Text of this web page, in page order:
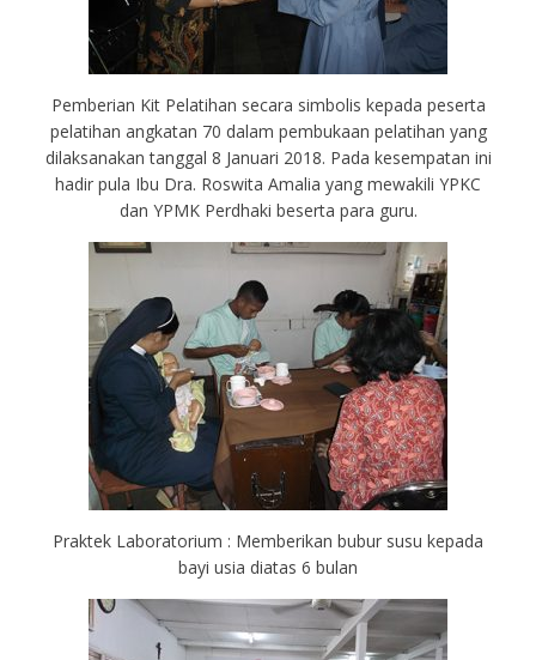
Pemberian Kit Pelatihan secara simbolis kepada peserta
pelatihan angkatan 70 dalam pembukaan pelatihan yang
dilaksanakan tanggal 8 Januari 2018. Pada kesempatan ini
hadir pula Ibu Dra. Roswita Amalia yang mewakili YPKC
dan YPMK Perdhaki beserta para guru.
Praktek Laboratorium : Memberikan bubur susu kepada
bayi usia diatas 6 bulan